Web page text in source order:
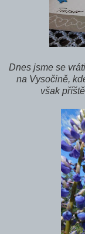
Dnes jsme se
na Vysočině,
však